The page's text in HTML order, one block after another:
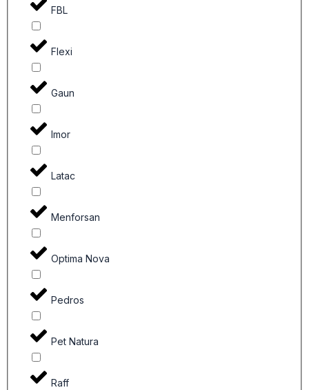
FBL
Flexi
Gaun
Imor
Latac
Menforsan
Optima Nova
Pedros
Pet Natura
Raff